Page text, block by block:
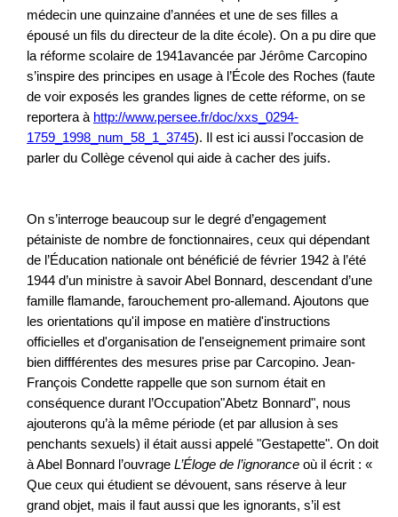
médecin une quinzaine d’années et une de ses filles a
épousé un fils du directeur de la dite école). On a pu dire que
la réforme scolaire de 1941avancée par Jérôme Carcopino
s’inspire des principes en usage à l’École des Roches (faute
de voir exposés les grandes lignes de cette réforme, on se
reportera à http://www.persee.fr/doc/xxs_0294-
1759_1998_num_58_1_3745). Il est ici aussi l’occasion de
parler du Collège cévenol qui aide à cacher des juifs.
On s’interroge beaucoup sur le degré d’engagement
pétainiste de nombre de fonctionnaires, ceux qui dépendant
de l’Éducation nationale ont bénéficié de février 1942 à l’été
1944 d’un ministre à savoir Abel Bonnard, descendant d’une
famille flamande, farouchement pro-allemand. Ajoutons que
les orientations qu'il impose en matière d'instructions
officielles et d'organisation de l'enseignement primaire sont
bien diffférentes des mesures prise par Carcopino. Jean-
François Condette rappelle que son surnom était en
conséquence durant l’Occupation"Abetz Bonnard", nous
ajouterons qu’à la même période (et par allusion à ses
penchants sexuels) il était aussi appelé "Gestapette". On doit
à Abel Bonnard l’ouvrage L’Éloge de l’ignorance où il écrit : «
Que ceux qui étudient se dévouent, sans réserve à leur
grand objet, mais il faut aussi que les ignorants, s’il est